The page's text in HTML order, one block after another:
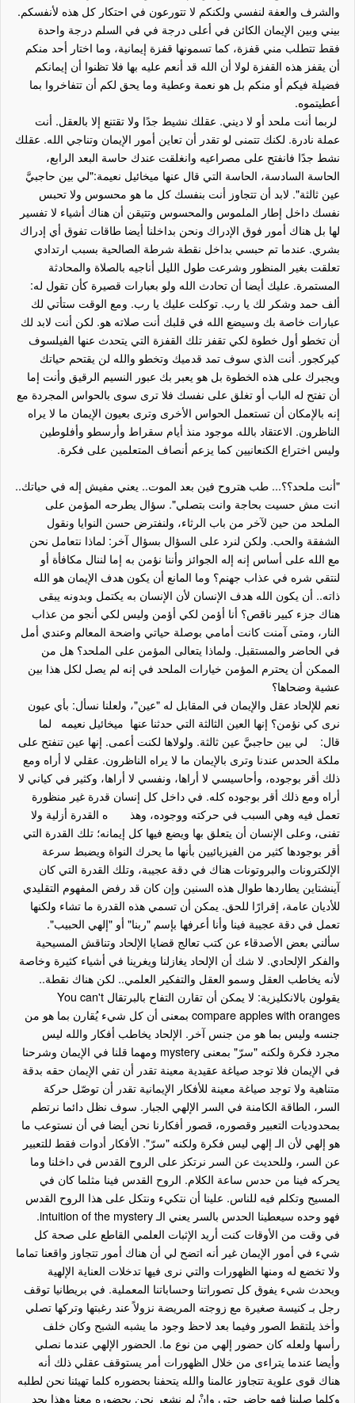
والشرف والعفة لنفسي ولكنكم لا تتورعون في احتكار كل هذه لأنفسكم.
بيني وبين الإيمان الكائن في أعلى درجة في في السلم درجة واحدة
فقط تتطلب مني قفزة، كما تسمونها قفزة إيمانية، وما اختار أحد منكم
أن يقفز هذه القفزة لولا أن الله قد أنعم عليه بها فلا تظنوا أن إيمانكم
فضيلة فيكم أو منكم بل هو نعمة وعطية وما يحق لكم أن تتفاخروا بما
أعطيتموه.
لربما أنت ملحد أو لا ديني. عقلك نشيط جدًا ولا تقتنع إلا بالعقل. أنت
عملة نادرة. لكنك تتمنى لو تقدر أن تعاين أمور الإيمان وتناجي الله. عقلك
نشط جدًا فانفتح على مصراعيه وانغلقت عندك حاسة البعد الرابع،
الحاسة السادسة، الحاسة التي قال عنها ميخائيل نعيمة:"لي بين حاجبيَّ
عين ثالثة". لابد أن تتجاوز أنت بنفسك كل ما هو محسوس ولا تحبس
نفسك داخل إطار الملموس والمحسوس وتتيقن أن هناك أشياء لا تفسير
لها بل هناك أمور فوق الإدراك ونحن بداخلنا أيضا طاقات تفوق أي إدراك
بشري. عندما تم حبسي بداخل نقطة شرطة الصالحية بسبب ارتدادي
تعلقت بغير المنظور وشرعت طول الليل أناجيه بالصلاة والمحادثة
المستمرة. عليك أيضا أن تحادث الله ولو بعبارات قصيرة كأن تقول له:
ألف حمد وشكر لك يا رب. توكلت عليك يا رب. ومع الوقت ستأتي لك
عبارات خاصة بك وسيضع الله في قلبك أنت صلاته هو. لكن أنت لابد لك
أن تخطو أول خطوة لكي تقفز تلك القفزة التي يتحدث عنها الفيلسوف
كيركجور. أنت الذي سوف تمد قدميك وتخطو والله لن يقتحم حياتك
ويجبرك على هذه الخطوة بل هو يعبر بك عبور النسيم الرقيق وأنت إما
أن تفتح له الباب أو تغلق على نفسك فلا ترى سوى بالحواس المجردة مع
إنه بالإمكان أن تستعمل الحواس الأخرى وترى بعيون الإيمان ما لا يراه
الناظرون. الاعتقاد بالله موجود منذ أيام سقراط وأرسطو وأفلوطين
وليس اختراع الكنعانيين كما يزعم أنصاف المتعلمين على فكرة.
"أنت ملحد؟؟... طب هتروح فين بعد الموت.. يعني مفيش إله في حياتك..
انت مش حسيت بحاجة وانت بتصلي". سؤال يطرحه المؤمن على
الملحد من حين لآخر من باب الرثاء، ولنفترض حسن النوايا ونقول
الشفقة والحب. ولكن لنرد على السؤال بسؤال آخر: لماذا نتعامل نحن
مع الله على أساس إنه إله الجوائز وأننا نؤمن به إما لننال مكافأة أو
لنتقي شره في عذاب جهنم؟ وما المانع أن يكون هدف الإيمان هو الله
ذاته.. أن يكون الله هدف الإنسان لأن الإنسان به يكتمل وبدونه يبقى
هناك جزء كبير ناقص؟ أنا أؤمن لكي أؤمن وليس لكي أنجو من عذاب
النار، ومتى آمنت كانت أمامي بوصلة حياتي واضحة المعالم وعندي أمل
في الحاضر والمستقبل. ولماذا يتعالى المؤمن على الملحد؟ هل من
الممكن أن يحترم المؤمن خيارات الملحد في إنه لم يصل لكل هذا بين
عشية وضحاها؟
نعم للإلحاد عقل والإيمان في المقابل له "عين"، ولعلنا نسأل: بأي عيون
نرى كي نؤمن؟ إنها العين الثالثة التي حدثنا عنها ميخائيل نعيمه لما
قال: لي بين حاجبيَّ عين ثالثة. ولولاها لكنت أعمى. إنها عين تنفتح على
ملكة الحدس عندنا وترى بالإيمان ما لا يراه الناظرون. عقلي لا أراه ومع
ذلك أقر بوجوده، وأحاسيسي لا أراها، ونفسي لا أراها، وكثير في كياني لا
أراه ومع ذلك أقر بوجوده كله. في داخل كل إنسان قدرة غير منظورة
تعمل فيه وهي السبب في حركته ووجوده، وهذ ه القدرة أزلية ولا
تفنى، وعلى الإنسان أن يتعلق بها ويضع فيها كل إيمانه؛ تلك القدرة التي
أقر بوجودها كثير من الفيزيائيين بأنها ما يحرك النواة ويضبط سرعة
الإلكترونات والبروتونات هناك في دقة عجيبة، وتلك القدرة التي كان
آينشتاين يطاردها طوال هذه السنين وإن كان قد رفض المفهوم التقليدي
للأديان عامة، إقرارًا للحق. يمكن أن تسمي هذه القدرة ما تشاء ولكنها
تعمل في دقة عجيبة فينا وأنا أعرفها بإسم "ربنا" أو "إلهي الحبيب".
سألني بعض الأصدقاء عن كتب تعالج قضايا الإلحاد وتناقش المسيحية
والفكر الإلحادي. لا شك أن الإلحاد يغازلنا ويغرينا في أشياء كثيرة وخاصة
لأنه يخاطب العقل وسمو العقل والتفكير العلمي.. لكن هناك نقطة..
يقولون بالانكليزية: لا يمكن أن تقارن التفاح بالبرتقال You can't
compare apples with orangesبمعنى أن كل شيء يُقارن بما هو من
جنسه وليس بما هو من جنس آخر. الإلحاد يخاطب أفكار والله ليس
مجرد فكرة ولكنه "سرّ" بمعنى mystery ومهما قلنا في الإيمان وشرحنا
في الإيمان فلا توجد صياغة عقيدية معينة تقدر أن تفي الإيمان حقه بدقة
متناهية ولا توجد صياغة معينة للأفكار الإيمانية تقدر أن توصّل حركة
السر، الطاقة الكامنة في السر الإلهي الجبار. سوف نظل دائما نرتطم
بمحدوديات التعبير وقصوره، قصور أفكارنا نحن أيضا في أن نستوعب ما
هو إلهي لأن الـ إلهي ليس فكرة ولكنه "سرّ". الأفكار أدوات فقط للتعبير
عن السر، وللحديث عن السر نرتكز على الروح القدس في داخلنا وما
يحركه فينا من حدس ساعة الكلام. الروح القدس فينا مثلما كان في
المسيح وتكلم فيه للناس. علينا أن نتكيء ونتكل على هذا الروح القدس
فهو وحده سيعطينا الحدس بالسر يعني الـintuition of the mystery
.
في وقت من الأوقات كنت أريد الإثبات العلمي القاطع على صحة كل
شيء في أمور الإيمان غير أنه اتضح لي أن هناك أمور تتجاوز واقعنا تماما
ولا تخضع له ومنها الظهورات والتي نرى فيها تدخلات العناية الإلهية
ويحدث شيء يفوق كل تصوراتنا وحساباتنا المعملية. في بريطانيا توقف
رجل بـ كنيسة صغيرة مع زوجته المريضة نزولاً عند رغبتها وتركها تصلي
وأخذ يلتقط الصور وفيما بعد لاحظ وجود ما يشبه الشبح وكان خلف
رأسها ولعله كان حضور إلهي من نوع ما. الحضور الإلهي عندما نصلي
وأيضا عندما يتراءى من خلال الظهورات أمر يستوقف عقلي ذلك أنه
هناك قوى علوية تتجاوز عالمنا والله يتحفنا بحضوره كلما تهيئنا نحن لطلبه
وكلما صلينا فهو حاضر حتى وإنْ لم نشعر نحن بحضوره معنا وهذا بحد